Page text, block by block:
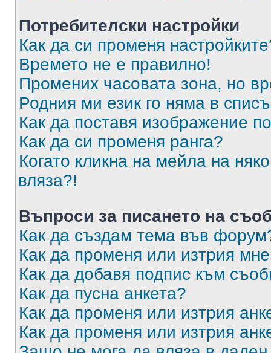
Потребителски настройки
Как да си променя
Времето не е правилно!
Промених часовата зона, но
Родния ми език го няма в
Как да поставя изображение
Как да си променя ранга?
Когато кликна на мейла на
вляза?!
Въпроси за писането на
Как да създам тема във
Как да променя или изтрия
Как да добавя подпис към
Как да пусна анкета?
Как да променя или изтрия
Как да променя или изтрия